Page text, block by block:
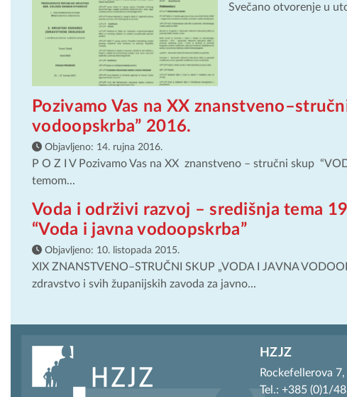
Svečano otvorenje u
Pozivamo Vas na XX
vodoopskrba” 2016.
Objavljeno: 14. rujna 2016.
P O Z I V Pozivamo Vas na XX znanstveno – stručni skup
temom...
Voda i održivi razvoj – središnja tema
“Voda i javna vodoopskrba”
Objavljeno: 10. listopada 2015.
XIX ZNANSTVENO–STRUČNI SKUP „VODA I JAVNA
zdravstvo i svih županijskih zavoda za javno...
HZJZ
Rockefellerova
Tel.: +385 (0)1/